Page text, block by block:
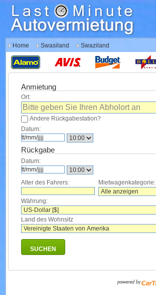
Home Swasiland Swaziland
Anmietung
Ort:
Andere Rückgabestation?
Datum:
Rückgabe
Datum:
Alter des Fahrers: Mietwagenkategorie:
Währung:
Land des Wohnsitz
SUCHEN